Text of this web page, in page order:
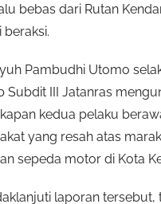
bebas dari Rutan
beraksi.
Pambudhi Utomo
Subdit III Jatanras
kedua pelaku
yang resah atas
sepeda motor di Kota
laporan tersebut,